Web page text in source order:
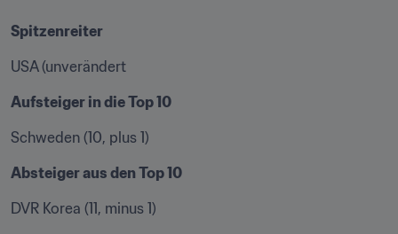
Spitzenreiter
USA (unverändert
Aufsteiger in die Top 10
Schweden (10, plus 1)
Absteiger aus den Top 10
DVR Korea (11, minus 1)